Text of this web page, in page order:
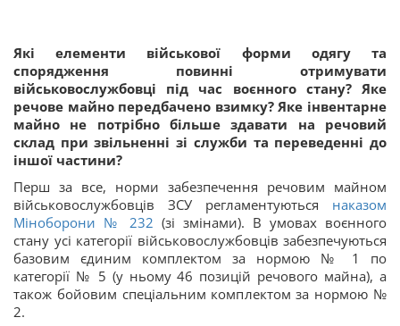
Які елементи військової форми одягу та
спорядження повинні отримувати
військовослужбовці під час воєнного стану? Яке
речове майно передбачено взимку? Яке інвентарне
майно не потрібно більше здавати на речовий
склад при звільненні зі служби та переведенні до
іншої частини?
Перш за все, норми забезпечення речовим майном
військовослужбовців ЗСУ регламентуються наказом
Міноборони № 232 (зі змінами). В умовах воєнного
стану усі категорії військовослужбовців забезпечуються
базовим єдиним комплектом за нормою № 1 по
категорії № 5 (у ньому 46 позицій речового майна), а
також бойовим спеціальним комплектом за нормою №
2.